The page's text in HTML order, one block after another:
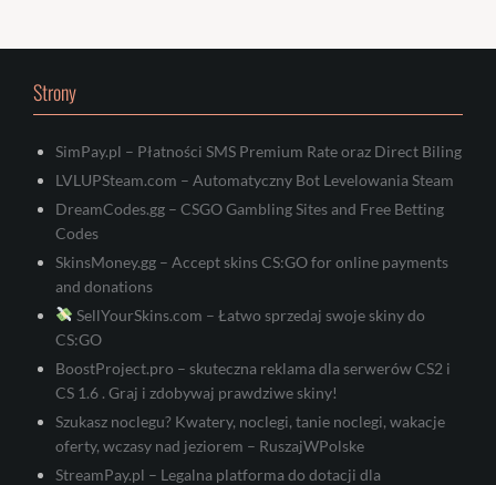
Strony
SimPay.pl – Płatności SMS Premium Rate oraz Direct Biling
LVLUPSteam.com – Automatyczny Bot Levelowania Steam
DreamCodes.gg – CSGO Gambling Sites and Free Betting
Codes
SkinsMoney.gg – Accept skins CS:GO for online payments
and donations
SellYourSkins.com – Łatwo sprzedaj swoje skiny do
CS:GO
BoostProject.pro – skuteczna reklama dla serwerów CS2 i
CS 1.6 . Graj i zdobywaj prawdziwe skiny!
Szukasz noclegu? Kwatery, noclegi, tanie noclegi, wakacje
oferty, wczasy nad jeziorem – RuszajWPolske
StreamPay.pl – Legalna platforma do dotacji dla